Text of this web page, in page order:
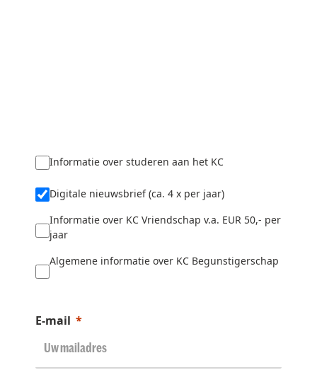
Informatie over studeren aan het KC
Digitale nieuwsbrief (ca. 4 x per jaar)
Informatie over KC Vriendschap v.a. EUR 50,- per
jaar
Algemene informatie over KC Begunstigerschap
E-mail